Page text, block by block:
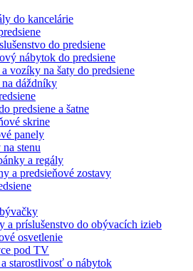
do kancelárie
do predsiene
nábytok do predsiene
vozíky na šaty do predsiene
dáždníky
predsiene a šatne
skrine
panely
stenu
a regály
a predsieňové zostavy
a príslušenstvo do obývacích izieb
osvetlenie
pod TV
starostlivosť o nábytok